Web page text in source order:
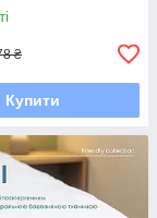
₴
Купити